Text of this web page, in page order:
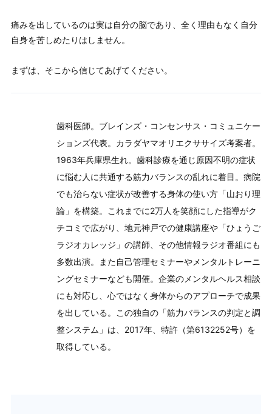
痛みを出しているのは実は自分の脳であり、全く理由もなく自分
自身を苦しめたりはしません。
まずは、そこから信じてあげてください。
歯科医師。ブレインズ・コンセンサス・コミュニケー
ションズ代表。カラダヤマオリエクササイズ考案者。
1963年兵庫県生れ。歯科診療を通じ原因不明の症状
に悩む人に共通する筋力バランスの乱れに着目。病院
でも治らない症状が改善する身体の使い方「山おり理
論」を構築。これまでに2万人を笑顔にした指導がク
チコミで広がり、地元神戸での健康講座や「ひょうご
ラジオカレッジ」の講師、その他情報ラジオ番組にも
多数出演。また自己管理セミナーやメンタルトレーニ
ングセミナーなども開催。企業のメンタルヘルス相談
にも対応し、心ではなく身体からのアプローチで成果
を出している。この独自の「筋力バランスの判定と調
整システム」は、2017年、特許（第6132252号）を
取得している。